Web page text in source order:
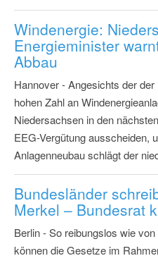
Windenergie:
Energieminister
Abbau
Hannover - Angesichts der
hohen Zahl an
Niedersachsen in den
EEG-Vergütung ausscheiden,
Anlagenneubau schlägt der
Bundesländer
Merkel – Bundesrat
Berlin - So reibungslos wie
können die Gesetze im